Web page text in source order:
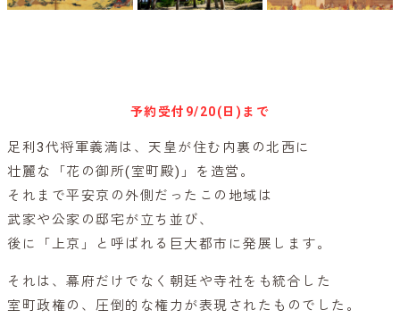
予約受付 9/20(日)まで
足利3代将軍義満は、天皇が住む内裏の北西に
壮麗な「花の御所(室町殿)」を造営。
それまで平安京の外側だったこの地域は
武家や公家の邸宅が立ち並び、
後に「上京」と呼ばれる巨大都市に発展します。
それは、幕府だけでなく朝廷や寺社をも統合した
室町政権の、圧倒的な権力が表現されたものでした。